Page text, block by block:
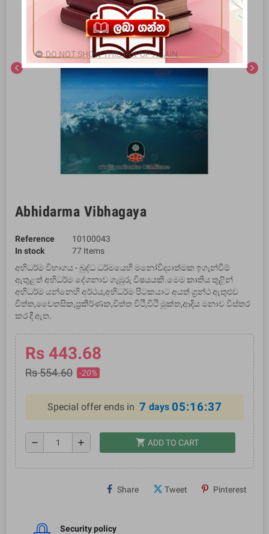
chevron_left chevron_right
Abhidarma Vibhagaya
Reference
10100043
In stock
77 Items
අභිධර්ම විභාගය - බුද්ධ ධර්මයෙහි මනෝවිද්‍යාත්මක ඉගැන්වීම්
ඇතුළත් අභිධර්ම දේශනාව ගැඹුරු විෂයයකි.මෙම කෘතිය තුළින්
අභිධර්ම යන්නෙහි අර්ථය,අභිධර්ම පිටකයාට අයත් ග්‍රන්ථ ඇතුළුව
චිත්ත,චෛතසික,ප්‍රකීර්ණක,චිත්ත විථි,විථි මුක්ත,ආදිය මනාව විස්තර
කර දී ඇත.
Rs 443.68
Rs 554.60 -20%
Special offer ends in 7 days 05:16:37
remove add shopping_cart ADD TO CART
Share Tweet Pinterest
Security policy
DO NOT SHOW THIS POPUP AGAIN.